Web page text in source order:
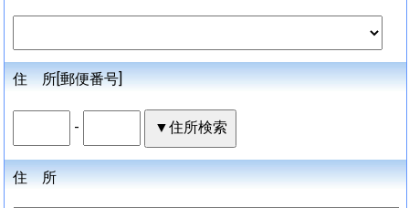
住 所[郵便番号]
-
住 所